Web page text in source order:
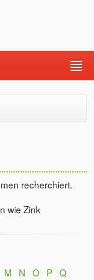
recherchiert.
wie Zink
M N O P Q